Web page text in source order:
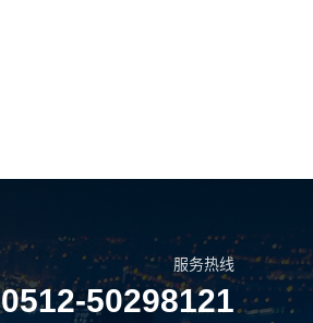
服务热线
0512-50298121